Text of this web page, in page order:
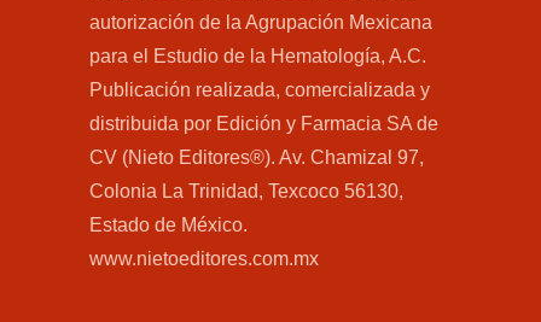
autorización de la Agrupación Mexicana
para el Estudio de la Hematología, A.C.
Publicación realizada, comercializada y
distribuida por Edición y Farmacia SA de
CV (Nieto Editores®). Av. Chamizal 97,
Colonia La Trinidad, Texcoco 56130,
Estado de México.
www.nietoeditores.com.mx